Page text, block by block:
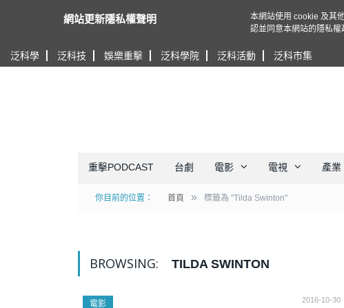
泛科學 泛科技 娛樂重擊 泛科學院 泛科活動 泛科市集
重擊PODCAST 台劇 電影 電視 產業
你目前的位置： 首頁 » 標籤為 "Tilda Swinton"
BROWSING: TILDA SWINTON
電影 2016-10-30
網站更新隱私權聲明
本網站使用 cookie 及其
認並同意本網站的隱私權